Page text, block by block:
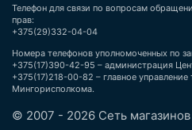
Телефон для связи по вопросам
прав:
+375(29)332-04-04
Номера телефонов уполномоченных по
+375(17)390-42-95 – администрация
+375(17)218-00-82 – главное управление
Мингорисполкома.
© 2007 - 2026 Сеть